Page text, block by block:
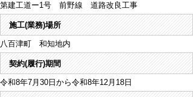
第建工道ー1号 前野線 道路改良工事
施工(業務)場所
八百津町 和知地内
契約(履行)期間
令和8年7月30日から令和8年12月18日